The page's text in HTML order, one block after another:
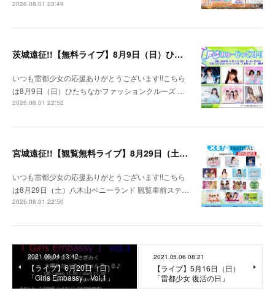
2026.08.01 23:49
茨城遠征!!【無料ライブ】8月9日（日）ひたちなかファッションクルーズ 野外ステージ
いつも雷都少女の応援ありがとうございます!!こちら
は8月9日（日）ひたちなかファッションクルーズ …
2026.08.01 22:52
宮城遠征!!【観覧無料ライブ】8月29日（土）八木山ベニーランド
いつも雷都少女の応援ありがとうございます!!こちら
は8月29日（土）八木山ベニーランド 観覧車前ステ…
2026.08.01 22:50
2021.06.04 13:42
【ライブ】6月20日（日）
「Girls Embassy」Vol,1」
2021.05.06 08:21
【ライブ】5月16日（日）
「雷都少女 復活の日」